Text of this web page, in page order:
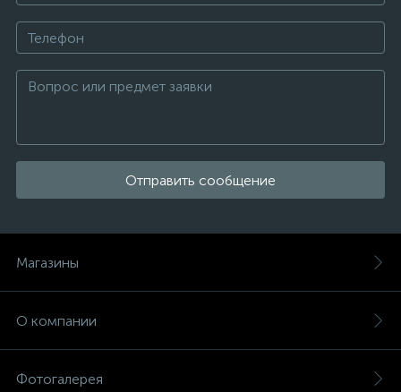
Отправить сообщение
Магазины
О компании
Фотогалерея